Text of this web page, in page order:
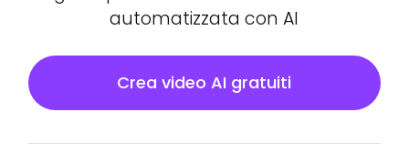
automatizzata con AI
Crea video AI gratuiti